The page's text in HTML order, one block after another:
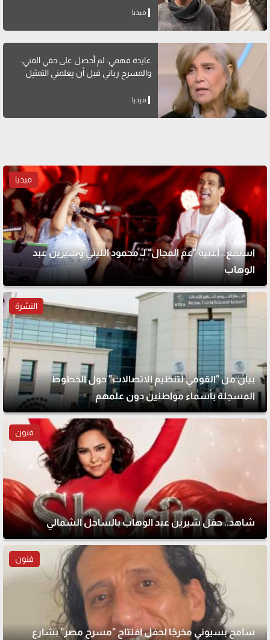
ميديا
عايدة فهمي: لم أحصل على حقي الفني،
والمسرح رباني قبل أن يعلمني التمثيل
ميديا
ميديا
استمع.. أغنية "عم المجال" لـ محمود الليثي وشيرين عبد
الوهاب
النشرة
بيان من "القومي لتنظيم الاتصالات" حول الخطوط
المسجلة بأسماء مواطنين دون علمهم
فنون
شاهد.. حفل شيرين عبد الوهاب بالساحل الشمالي
فنون
سامح بسيوني مخرجًا لحفل افتتاح "مسرح مصر" بشارع